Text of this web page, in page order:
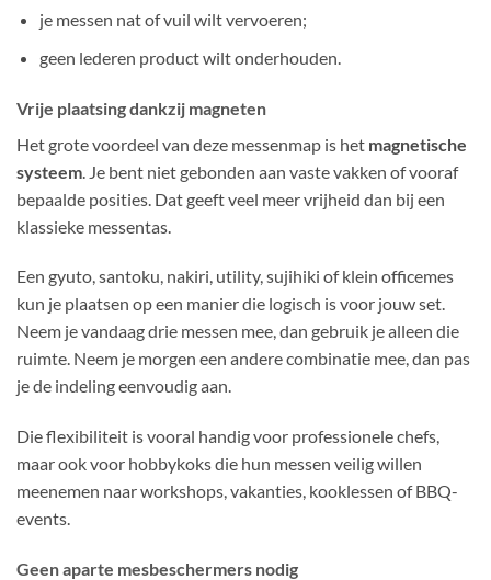
je messen nat of vuil wilt vervoeren;
geen lederen product wilt onderhouden.
Vrije plaatsing dankzij magneten
Het grote voordeel van deze messenmap is het magnetische
systeem . Je bent niet gebonden aan vaste vakken of vooraf
bepaalde posities. Dat geeft veel meer vrijheid dan bij een
klassieke messentas.
Een gyuto, santoku, nakiri, utility, sujihiki of klein officemes
kun je plaatsen op een manier die logisch is voor jouw set.
Neem je vandaag drie messen mee, dan gebruik je alleen die
ruimte. Neem je morgen een andere combinatie mee, dan pas
je de indeling eenvoudig aan.
Die flexibiliteit is vooral handig voor professionele chefs,
maar ook voor hobbykoks die hun messen veilig willen
meenemen naar workshops, vakanties, kooklessen of BBQ-
events.
Geen aparte mesbeschermers nodig